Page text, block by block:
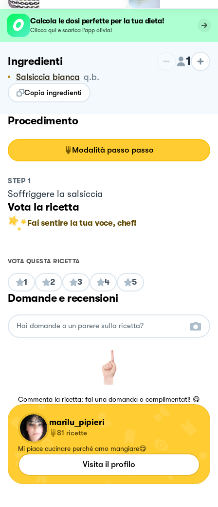
Calcola le dosi perfette per la tua dieta!
Clicca qui e scarica l’app olivia!
Ingredienti 1
Salsiccia bianca q.b.
Copia ingredienti
Procedimento
Modalità passo passo
STEP 1
Soffriggere la salsiccia
Vota la ricetta
Fai sentire la tua voce, chef!
VOTA QUESTA RICETTA
1 2 3 4 5
Domande e recensioni
Commenta la ricetta: fai una domanda o complimentati! 😋
marilu_pipieri
81 ricette
Mi piace cucinare perché amo mangiare😋
Visita il profilo